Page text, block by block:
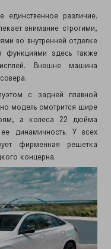
различие.
внимание строгими,
во внутренней отделке
функциями здесь также
Внешне машина
с задней плавной
модель смотрится шире
а колеса 22 дюйма
динамичность. У всех
фирменная решетка
концерна.